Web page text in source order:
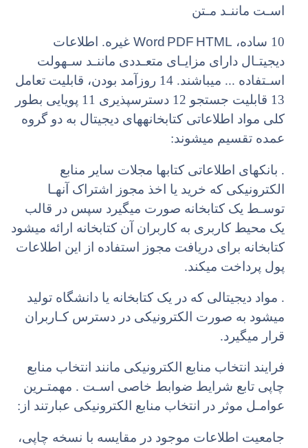
اسـت ماننـد مـتن
10 ساده، Word PDF HTMLغیره. اطلاعات
دیجیتـال دارای مزایـای متعـددی ماننـد سـهولت
اسـتفاده ... میباشند. 14 روزآمد بودن، قابلیت تعامل
13 قابلیت جستجو 12 دسترسپذیری 11 پویایی بطور
کلی مواد اطلاعاتی کتابخانههای دیجیتال به دو گروه
عمده تقسیم میشوند:
. بانکهای اطلاعاتی کتابها مجلات سایر منابع
الکترونیکی که خرید یا اخذ مجوز اشتراک آنهـا
توسـط یک کتابخانه صورت میگیرد سپس در قالب
یک محیط کاربری به کاربران آن کتابخانه ارائه میشود
کتابخانه برای دریافت مجوز استفاده از این اطلاعات
پول پرداخت میکند.
. مواد دیجیتالی که در یک کتابخانه یا دانشگاه تولید
میشود به صورت الکترونیکی در دسترس کـاربران
قرار میگیرد.
فرایند انتخاب منابع الکترونیکی مانند انتخاب منابع
چاپی تابع شرایط ضوابط خاصی اسـت . مهمتـرین
عوامـل موثر در انتخاب منابع الکترونیکی عبارتند از:
جامعیت اطلاعات موجود در مقایسه با نسخه چاپی،